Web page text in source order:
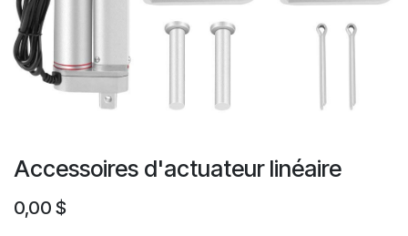
Accessoires d'actuateur linéaire
0,00 $